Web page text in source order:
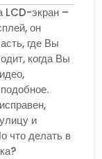
LCD-экран –
он
где Вы
когда Вы
и
что делать в